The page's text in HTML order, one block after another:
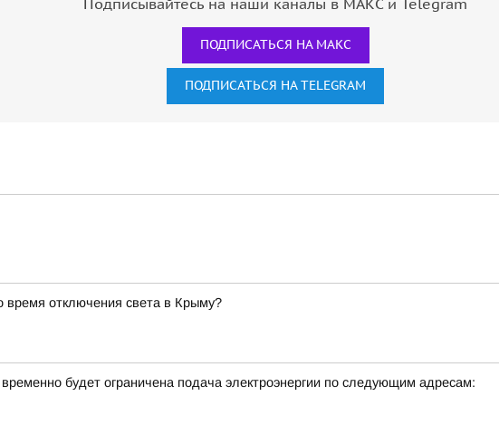
Подписывайтесь на наши каналы в МАКС и Telegram
ПОДПИСАТЬСЯ НА МАКС
ПОДПИСАТЬСЯ НА TELEGRAM
время отключения света в Крыму?
будет ограничена подача электроэнергии по следующим адресам: